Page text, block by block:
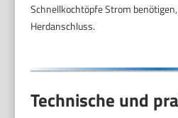
Schnellkochtöpfe Strom
Herdanschluss.
Technische und